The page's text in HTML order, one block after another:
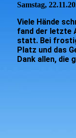
Samstag,
Viele Hände
fand der letzte
statt. Bei
Platz und das
Dank allen, die